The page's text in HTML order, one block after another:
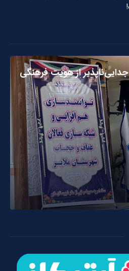
از هویت فرهنگی